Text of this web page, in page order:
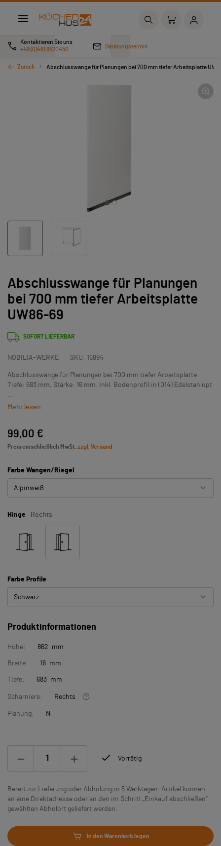
Kontaktieren Sie uns
+49 (0)461 9570450
Beratungstermin
Zurück Abschlusswange für Planungen bei 700 mm tiefer Arbeitsplatte
Abschlusswange für Planungen
bei 700 mm tiefer Arbeitsplatte
UW86-69
SOFORT LIEFERBAR
NOBILIA-WERKE SKU: 16894
Abschlusswange für Planungen bei 700 mm tiefer Arbeitsplatte
Tiefe: 683 mm, Stärke: 16 mm. Inkl. Bodenprofil in (014) Edelstahlopt
...
Mehr lesen
99,00 €
Preis einschließlich MwSt. zzgl. Versand
Farbe Wangen/Riegel
Alpinweiß
Hinge Rechts
Farbe Profile
Schwarz
Produktinformationen
Höhe: 862 mm
Breite: 16 mm
Tiefe: 683 mm
Scharniere: Rechts
Planung: N
Vorrätig
Bereit zur Lieferung oder Abholung in 5 Werktagen. Artikel können
an eine Direktadresse oder an den im Schritt „Einkauf abschließen“
gewählten Abholort geliefert werden.
In den Warenkorb legen